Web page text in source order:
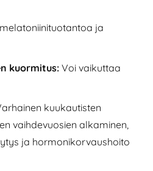
ja
kuormitus:Voi vaikuttaa
kuukautisten
vaihdevuosien alkaminen,
ja hormonikorvaushoito